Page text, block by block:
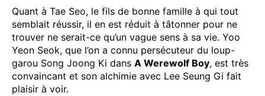
Quant à Tae Seo, le fils de bonne famille à qui tout
semblait réussir, il en est réduit à tâtonner pour ne
trouver ne serait-ce qu’un vague sens à sa vie. Yoo
Yeon Seok, que l’on a connu persécuteur du loup-
garou Song Joong Ki dans A Werewolf Boy, est très
convaincant et son alchimie avec Lee Seung Gi fait
plaisir à voir.